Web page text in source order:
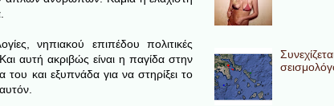
νηπιακού επιπέδου πολιτικές
αυτή ακριβώς είναι η παγίδα στην
και εξυπνάδα για να στηρίξει το